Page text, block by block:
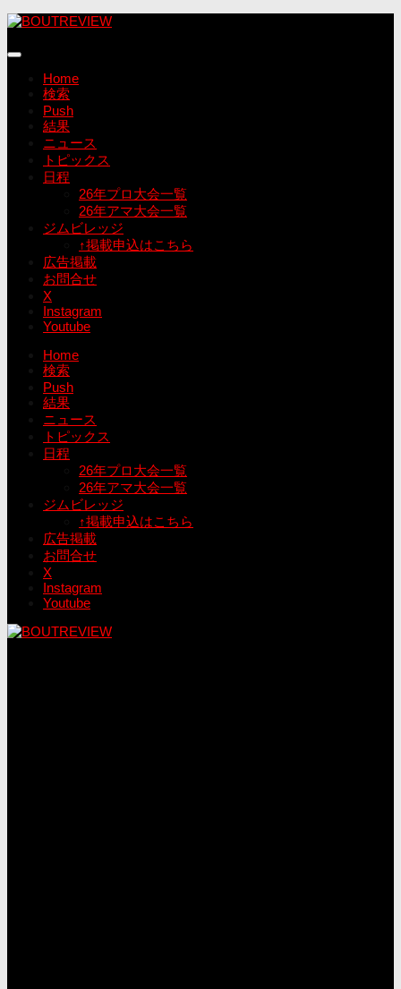
コ
テ
Home
検索
Push
結果
ニュース
トピックス
日程
26年プロ大会一覧
26年アマ大会一覧
ジムビレッジ
↑掲載申込はこちら
広告掲載
お問合せ
X
Instagram
Youtube
Home
検索
Push
結果
ニュース
トピックス
日程
26年プロ大会一覧
26年アマ大会一覧
ジムビレッジ
↑掲載申込はこちら
広告掲載
お問合せ
X
Instagram
Youtube